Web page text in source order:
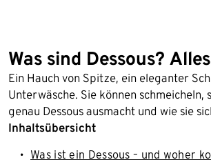
Was sind Dessous?
Ein Hauch von Spitze, ein eleganter
Unterwäsche. Sie können
genau Dessous ausmacht und wie sie
Inhaltsübersicht
Was ist ein Dessous – und woher